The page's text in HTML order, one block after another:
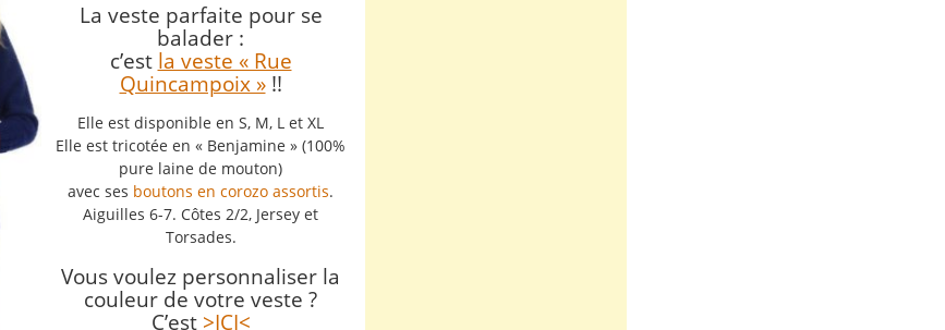
La veste parfaite pour se
balader :
c’est la veste « Rue
Quincampoix »!!
Elle est disponible en S, M, L et XL
Elle est tricotée en « Benjamine » (100%
pure laine de mouton)
avec ses boutons en corozo assortis.
Aiguilles 6-7. Côtes 2/2, Jersey et
Torsades.
Vous voulez personnaliser la
couleur de votre veste ?
C’est >ICI<